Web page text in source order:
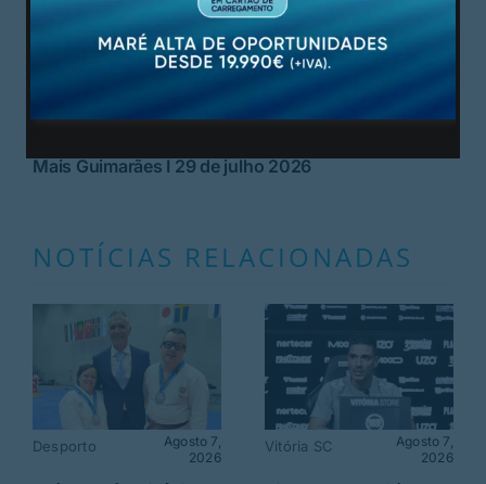
Mais Guimarães I 29 de julho 2026
NOTÍCIAS RELACIONADAS
Desporto
Agosto 7,
2026
Vitória SC
Agosto 7,
2026